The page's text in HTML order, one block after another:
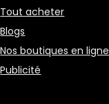
Tout acheter
Blogs
Nos boutiques en ligne
Publicité